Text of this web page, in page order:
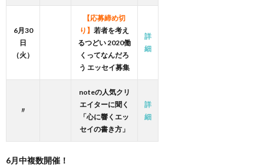
6月30
日
（火）
【応募締め切
り】 若者を考え
るつどい 2020働
くってなんだろ
う エッセイ募集
詳
細
〃
noteの人気クリ
エイターに聞く
「心に響くエッ
セイの書き方」
詳
細
6月中複数開催！